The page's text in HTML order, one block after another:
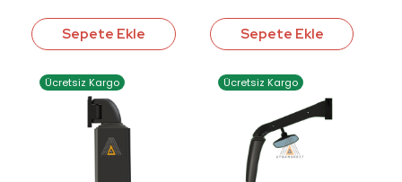
Sepete Ekle Sepete Ekle
Ücretsiz Kargo Ücretsiz Kargo